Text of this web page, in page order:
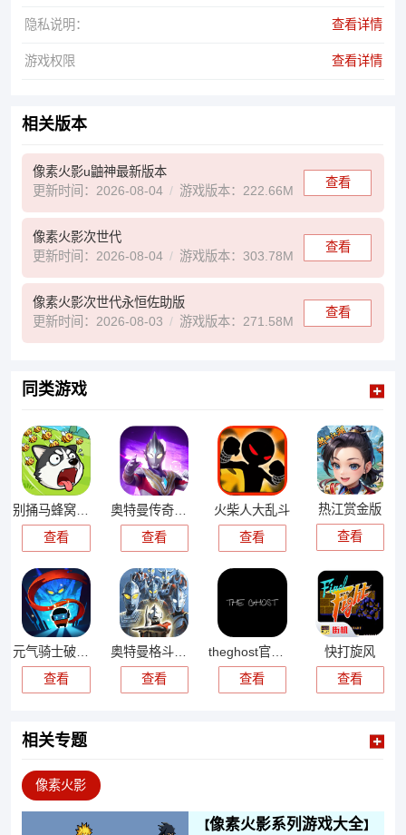
隐私说明： 查看详情
游戏权限 查看详情
相关版本
像素火影u鼬神最新版本
更新时间：2026-08-04
游戏版本：222.66M
查看
像素火影次世代
更新时间：2026-08-04
游戏版本：303.78M
查看
像素火影次世代永恒佐助版
更新时间：2026-08-03
游戏版本：271.58M
查看
同类游戏
别捅马蜂窝游戏
查看
查看
火柴人大乱斗
查看
热江赏金版
查看
元气骑士破解版
查看
查看
查看
快打旋风
查看
相关专题
像素火影
像素火影系列游戏大全